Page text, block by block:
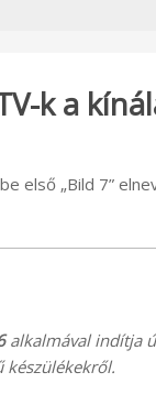
k a
első „Bild 7”
alkalmával indítja
készülékekről.